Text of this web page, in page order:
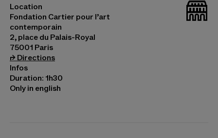
_bat
Location
Fondation Cartier pour l’art
contemporain
2, place du Palais-Royal
75001 Paris
⮣ Directions(opens in a new tab)
Infos
Duration: 1h30
Only in english